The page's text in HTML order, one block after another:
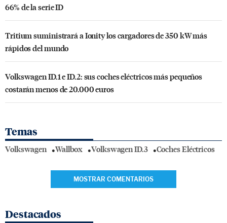
66% de la serie ID
Tritium suministrará a Ionity los cargadores de 350 kW más
rápidos del mundo
Volkswagen ID.1 e ID.2: sus coches eléctricos más pequeños
costarán menos de 20.000 euros
Temas
Volkswagen Wallbox Volkswagen ID.3 Coches Eléctricos
MOSTRAR COMENTARIOS
Destacados